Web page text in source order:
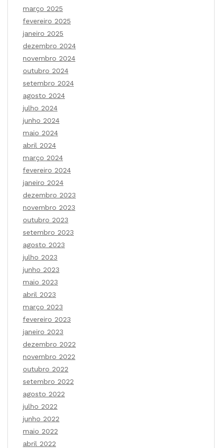
março 2025
fevereiro 2025
janeiro 2025
dezembro 2024
novembro 2024
outubro 2024
setembro 2024
agosto 2024
julho 2024
junho 2024
maio 2024
abril 2024
março 2024
fevereiro 2024
janeiro 2024
dezembro 2023
novembro 2023
outubro 2023
setembro 2023
agosto 2023
julho 2023
junho 2023
maio 2023
abril 2023
março 2023
fevereiro 2023
janeiro 2023
dezembro 2022
novembro 2022
outubro 2022
setembro 2022
agosto 2022
julho 2022
junho 2022
maio 2022
abril 2022